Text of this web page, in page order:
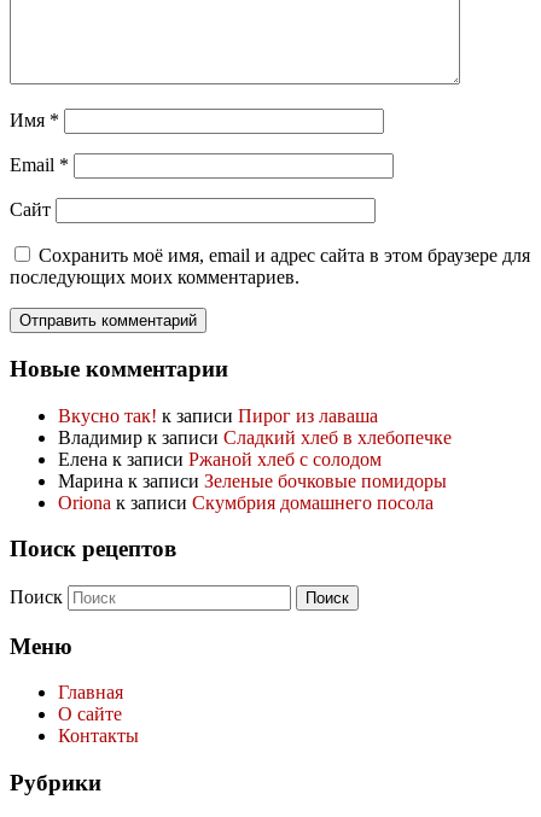
Имя *
Email *
Сайт
Сохранить моё имя, email и адрес сайта в этом браузере для
последующих моих комментариев.
Новые комментарии
Вкусно так! к записи Пирог из лаваша
Владимир к записи Сладкий хлеб в хлебопечке
Елена к записи Ржаной хлеб с солодом
Марина к записи Зеленые бочковые помидоры
Oriona к записи Скумбрия домашнего посола
Поиск рецептов
Поиск
Меню
Главная
О сайте
Контакты
Рубрики